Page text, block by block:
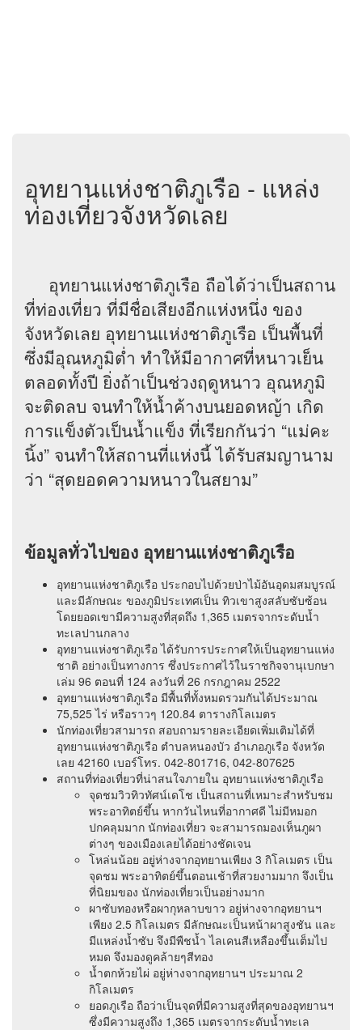
อุทยานแห่งชาติภูเรือ - แหล่ง
ท่องเที่ยวจังหวัดเลย
อุทยานแห่งชาติภูเรือ ถือได้ว่าเป็นสถาน
ที่ท่องเที่ยว ที่มีชื่อเสียงอีกแห่งหนึ่ง ของ
จังหวัดเลย อุทยานแห่งชาติภูเรือ เป็นพื้นที่
ซึ่งมีอุณหภูมิต่ำ ทำให้มีอากาศที่หนาวเย็น
ตลอดทั้งปี ยิ่งถ้าเป็นช่วงฤดูหนาว อุณหภูมิ
จะติดลบ จนทำให้น้ำค้างบนยอดหญ้า เกิด
การแข็งตัวเป็นน้ำแข็ง ที่เรียกกันว่า “แม่คะ
นิ้ง” จนทำให้สถานที่แห่งนี้ ได้รับสมญานาม
ว่า “สุดยอดความหนาวในสยาม”
ข้อมูลทั่วไปของ อุทยานแห่งชาติภูเรือ
อุทยานแห่งชาติภูเรือ ประกอบไปด้วยป่าไม้อันอุดมสมบูรณ์
และมีลักษณะ ของภูมิประเทศเป็น ทิวเขาสูงสลับซับซ้อน
โดยยอดเขามีความสูงที่สุดถึง 1,365 เมตรจากระดับน้ำ
ทะเลปานกลาง
อุทยานแห่งชาติภูเรือ ได้รับการประกาศให้เป็นอุทยานแห่ง
ชาติ อย่างเป็นทางการ ซึ่งประกาศไว้ในราชกิจจานุเบกษา
เล่ม 96 ตอนที่ 124 ลงวันที่ 26 กรกฎาคม 2522
อุทยานแห่งชาติภูเรือ มีพื้นที่ทั้งหมดรวมกันได้ประมาณ
75,525 ไร่ หรือราวๆ 120.84 ตารางกิโลเมตร
นักท่องเที่ยวสามารถ สอบถามรายละเอียดเพิ่มเติมได้ที่
อุทยานแห่งชาติภูเรือ ตำบลหนองบัว อำเภอภูเรือ จังหวัด
เลย 42160 เบอร์โทร. 042-801716, 042-807625
สถานที่ท่องเที่ยวที่น่าสนใจภายใน อุทยานแห่งชาติภูเรือ
จุดชมวิวทิวทัศน์เดโช เป็นสถานที่เหมาะสำหรับชม
พระอาทิตย์ขึ้น หากวันไหนที่อากาศดี ไม่มีหมอก
ปกคลุมมาก นักท่องเที่ยว จะสามารถมองเห็นภูผา
ต่างๆ ของเมืองเลยได้อย่างชัดเจน
โหล่นน้อย อยู่ห่างจากอุทยานเพียง 3 กิโลเมตร เป็น
จุดชม พระอาทิตย์ขึ้นตอนเช้าที่สวยงามมาก จึงเป็น
ที่นิยมของ นักท่องเที่ยวเป็นอย่างมาก
ผาซับทองหรือผากุหลาบขาว อยู่ห่างจากอุทยานฯ
เพียง 2.5 กิโลเมตร มีลักษณะเป็นหน้าผาสูงชัน และ
มีแหล่งน้ำซับ จึงมีพืชน้ำ ไลเคนสีเหลืองขึ้นเต็มไป
หมด จึงมองดูคล้ายๆสีทอง
น้ำตกห้วยไผ่ อยู่ห่างจากอุทยานฯ ประมาณ 2
กิโลเมตร
ยอดภูเรือ ถือว่าเป็นจุดที่มีความสูงที่สุดของอุทยานฯ
ซึ่งมีความสูงถึง 1,365 เมตรจากระดับน้ำทะเล